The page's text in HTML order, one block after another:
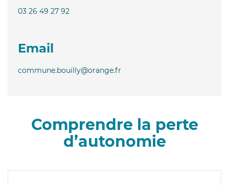
03 26 49 27 92
Email
commune.bouilly@orange.fr
Comprendre la perte
d’autonomie